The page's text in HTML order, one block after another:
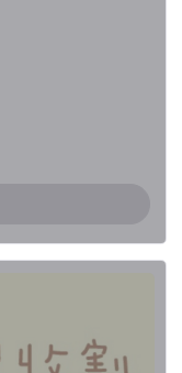
少年關懷協會